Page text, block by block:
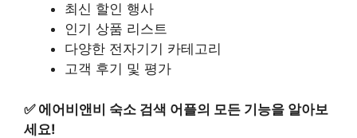
최신 할인 행사
인기 상품 리스트
다양한 전자기기 카테고리
고객 후기 및 평가
✅ 에어비앤비 숙소 검색 어플의 모든 기능을 알아보
세요!